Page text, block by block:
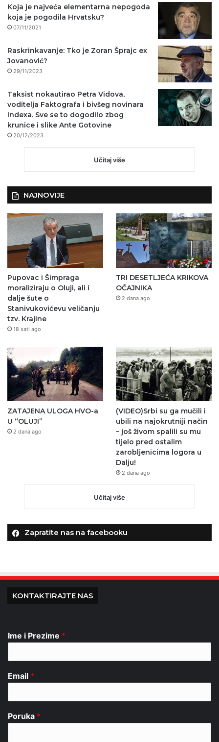
Koja je najveća elementarna nepogoda
koja je pogodila Hrvatsku?
07/11/2021
Raskrinkavanje: Tko je Zoran Šprajc ex
Jovanović?
29/11/2023
Taksist nokautirao Petra Vidova,
voditelja Faktografa i bivšeg novinara
Indexa. Sve se to dogodilo zbog
krunice i slike Ante Gotovine
20/12/2023
Učitaj više
NAJNOVIJE
Pupovac i Šimpraga
moraliziraju o Oluji, ali i
dalje šute o
Stanivukovićevu veličanju
tzv. Krajine
18 sati ago
TRI DESETLJEĆA KRIKOVA
OČAJNIKA
2 dana ago
ZATAJENA ULOGA HVO-a
U “OLUJI”
2 dana ago
(VIDEO)Srbi su ga mučili i
ubili na najokrutniji način
– još živom spalili su mu
tijelo pred ostalim
zarobljenicima logora u
Dalju!
2 dana ago
Učitaj više
Zapratite nas na facebooku
KONTAKTIRAJTE NAS
Ime i Prezime *
Email *
Poruka *